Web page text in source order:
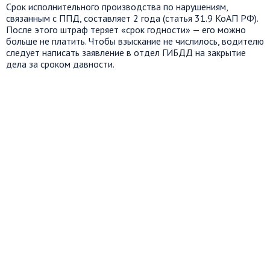
Срок исполнительного производства по нарушениям,
связанным с ППД, составляет 2 года (статья 31.9 КоАП РФ).
После этого штраф теряет «срок годности» — его можно
больше не платить. Чтобы взыскание не числилось, водителю
следует написать заявление в отдел ГИБДД на закрытие
дела за сроком давности.